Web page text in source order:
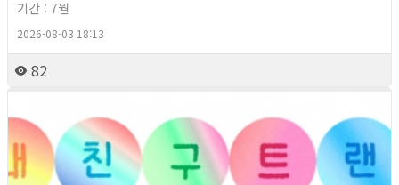
기간 : 7월
2026-08-03 18:13
82